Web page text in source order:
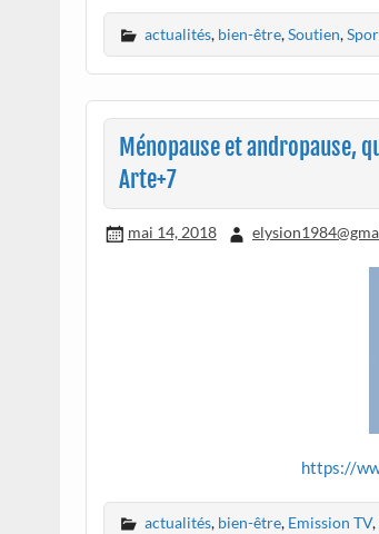
actualités, bien-être,Soutien,
Ménopause et andropause,
Arte+7
mai 14, 2018
https://
actualités, bien-être, Emission TV,